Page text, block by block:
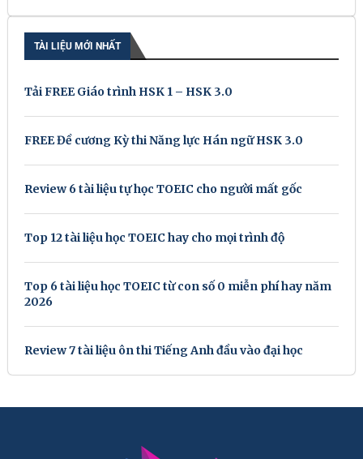
TÀI LIỆU MỚI NHẤT
Tải FREE Giáo trình HSK 1 – HSK 3.0
FREE Đề cương Kỳ thi Năng lực Hán ngữ HSK 3.0
Review 6 tài liệu tự học TOEIC cho người mất gốc
Top 12 tài liệu học TOEIC hay cho mọi trình độ
Top 6 tài liệu học TOEIC từ con số 0 miễn phí hay năm
2026
Review 7 tài liệu ôn thi Tiếng Anh đầu vào đại học